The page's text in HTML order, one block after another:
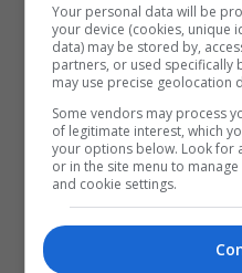
Your personal data will be
your device (cookies, unique
data) may be stored by,
partners, or used specifically
may use precise geolocation
Some vendors may process
of legitimate interest, which
your options below. Look for
or in the site menu to
and cookie settings.